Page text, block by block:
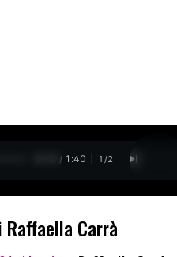
0:13 / 1:40 1 /2
Carrà